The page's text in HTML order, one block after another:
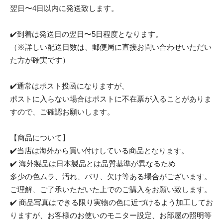
翌日〜4日以内に発送致します。
✔️到着は発送日の翌日〜5日程度となります。
（※詳しい配送日数は、郵便局に直接お問い合わせいただい
た方が確実です）
✔️通常はポスト投函になりますが、
ポストに入らない場合はポストに不在票が入ることがありま
すので、ご確認お願いします。
【商品について】
✔️当店は海外から買い付けしている商品となります。
✔️ 海外製品は日本製品とは品質基準が異なるため
多少の色ムラ、汚れ、バリ、欠け等ある場合がございます。
ご理解、ご了承いただいた上でのご購入をお願い致します。
✔️ 商品写真はできる限り実物の色に近づけるよう加工してお
りますが、お客様のお使いのモニター設定、お部屋の照明等